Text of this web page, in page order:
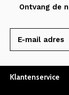
Ontvang de
Klantenservice